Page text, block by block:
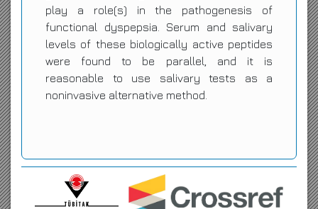
play a role(s) in the pathogenesis of
functional dyspepsia. Serum and salivary
levels of these biologically active peptides
were found to be parallel, and it is
reasonable to use salivary tests as a
noninvasive alternative method.